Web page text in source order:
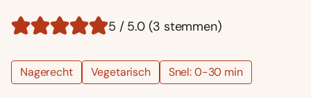
5 / 5.0 (3 stemmen)
Nagerecht Vegetarisch Snel: 0-30 min